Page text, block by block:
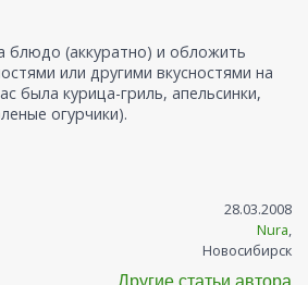
блюдо (аккуратно) и обложить
или другими вкусностями на
была курица-гриль, апельсинки,
огурчики).
28.03.2008
Nura,
Новосибирск